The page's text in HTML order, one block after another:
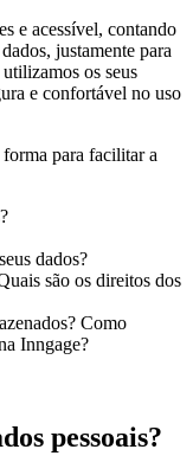
e acessível, contando
justamente para
os seus
e confortável no uso
para facilitar a
dados?
são os direitos dos
Como
Inngage?
pessoais?